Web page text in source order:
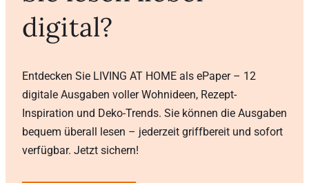
digital?
Entdecken Sie LIVING AT HOME als ePaper – 12
digitale Ausgaben voller Wohnideen, Rezept-
Inspiration und Deko-Trends. Sie können die Ausgaben
bequem überall lesen – jederzeit griffbereit und sofort
verfügbar. Jetzt sichern!